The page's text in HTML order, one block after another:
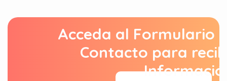
Acceda al Formulario
Contacto para